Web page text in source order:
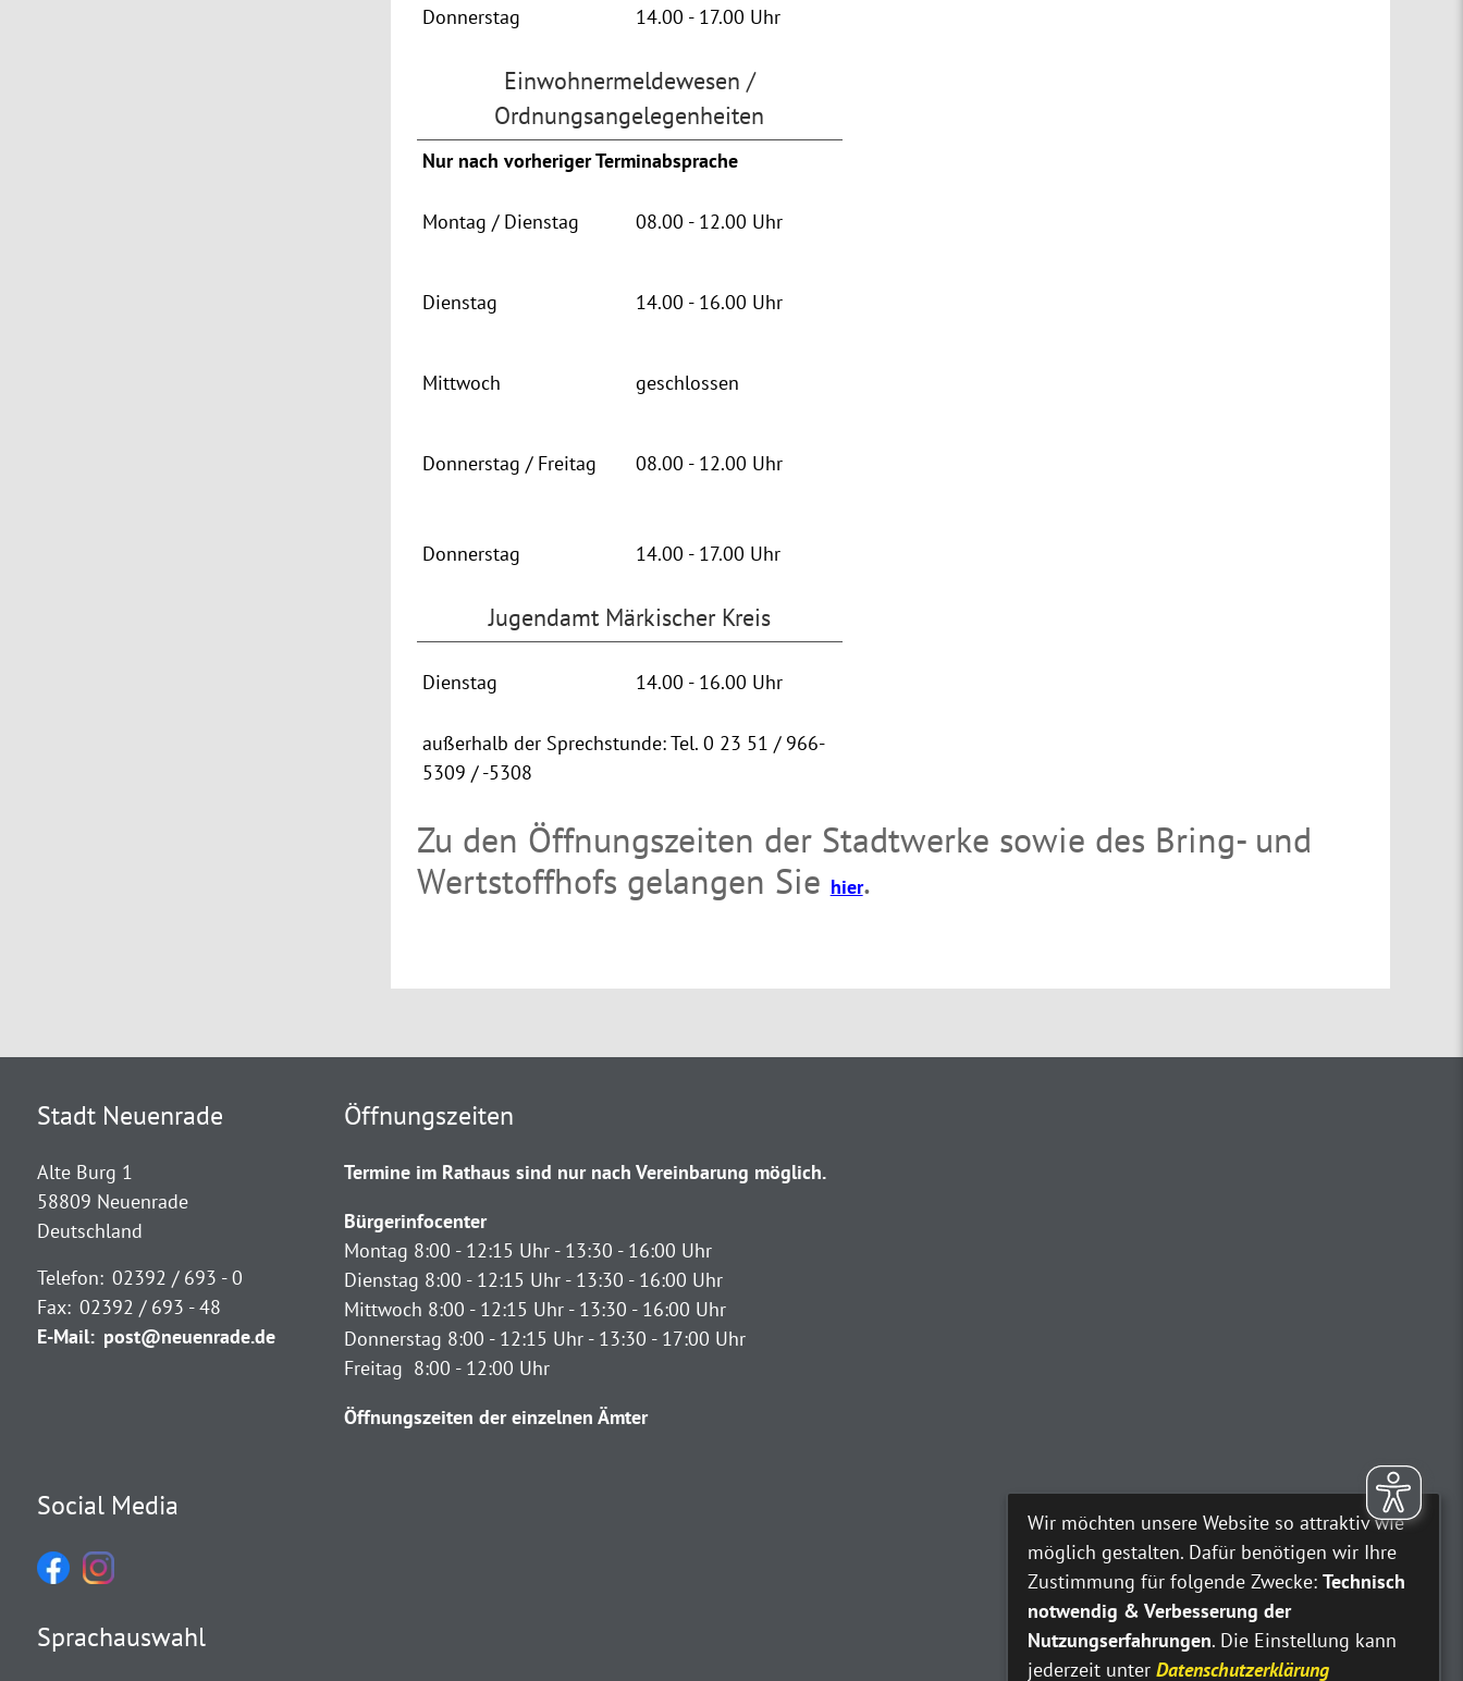
Donnerstag
14.00 - 17.00 Uhr
Einwohnermeldewesen /
Ordnungsangelegenheiten
Nur nach vorheriger Terminabsprache
Montag / Dienstag 08.00 - 12.00 Uhr
Dienstag 14.00 - 16.00 Uhr
Mittwoch geschlossen
Donnerstag / Freitag 08.00 - 12.00 Uhr
Donnerstag 14.00 - 17.00 Uhr
Jugendamt Märkischer Kreis
Dienstag 14.00 - 16.00 Uhr
außerhalb der Sprechstunde: Tel. 0 23 51 / 966-
5309 / -5308
Zu den Öffnungszeiten der Stadtwerke sowie des Bring- und
Wertstoffhofs gelangen Sie hier.
Stadt Neuenrade
Alte Burg 1
58809 Neuenrade
Deutschland
Telefon: 02392 / 693 - 0
Fax: 02392 / 693 - 48
E-Mail: post@neuenrade.de
Öffnungszeiten
Termine im Rathaus sind nur nach Vereinbarung möglich.
Bürgerinfocenter
Montag 8:00 - 12:15 Uhr - 13:30 - 16:00 Uhr
Dienstag 8:00 - 12:15 Uhr - 13:30 - 16:00 Uhr
Mittwoch 8:00 - 12:15 Uhr - 13:30 - 16:00 Uhr
Donnerstag 8:00 - 12:15 Uhr - 13:30 - 17:00 Uhr
Freitag 8:00 - 12:00 Uhr
Öffnungszeiten der einzelnen Ämter
Social Media
Sprachauswahl
Wir möchten unsere Website so attraktiv wie
möglich gestalten. Dafür benötigen wir Ihre
Zustimmung für folgende Zwecke: Technisch
notwendig & Verbesserung der
Nutzungserfahrungen. Die Einstellung kann
jederzeit unter Datenschutzerklärung